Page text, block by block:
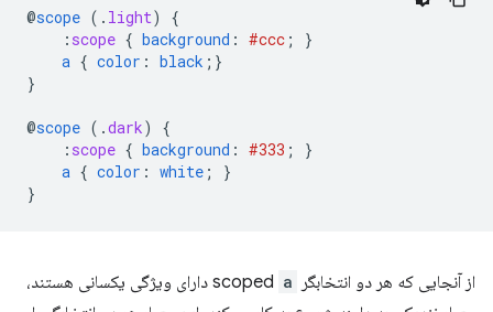
@scope ( . light)
{
: scope { background : #ccc ;
}
a { color : black ;}
}
@scope ( .dark)
{
: scope { background : #333 ;
}
a { color : white ;
}
}
از آنجایی که هر دو انتخابگر scoped a
دارای ویژگی یکسانی هستند،